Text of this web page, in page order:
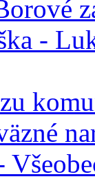
-